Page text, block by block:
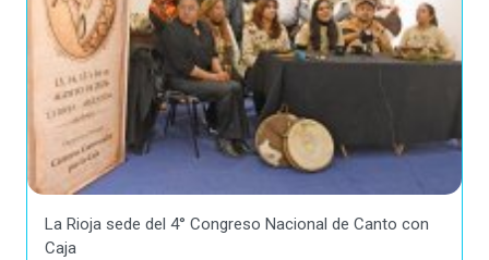
La Rioja sede del 4° Congreso Nacional de Canto con
Caja